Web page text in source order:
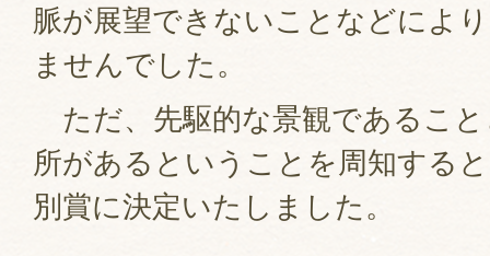
脈が展望できないことなどによ
ませんでした。
ただ、先駆的な景観であるこ
所があるということを周知する
別賞に決定いたしました。